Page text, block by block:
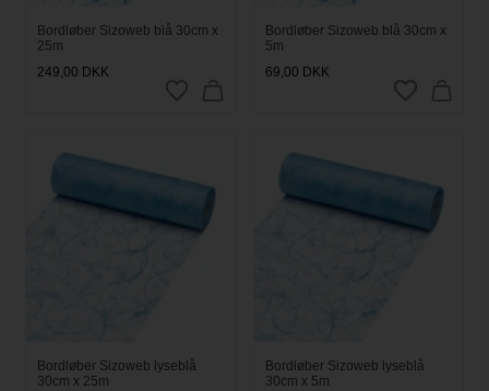
Bordløber Sizoweb blå 30cm x
25m
249,00 DKK
Bordløber Sizoweb blå 30cm x
5m
69,00 DKK
Bordløber Sizoweb lyseblå
30cm x 25m
Bordløber Sizoweb lyseblå
30cm x 5m